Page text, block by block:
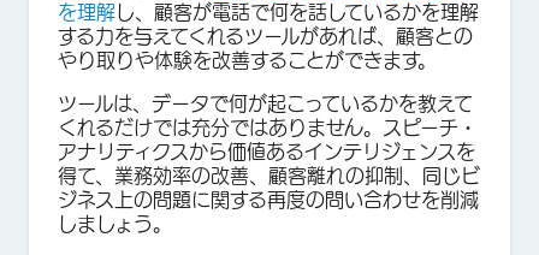
を理解し、顧客が電話で何を話しているかを理解
する力を与えてくれるツールがあれば、顧客との
やり取りや体験を改善することができます。
ツールは、データで何が起こっているかを教えて
くれるだけでは充分ではありません。スピーチ・
アナリティクスから価値あるインテリジェンスを
得て、業務効率の改善、顧客離れの抑制、同じビ
ジネス上の問題に関する再度の問い合わせを削減
しましょう。